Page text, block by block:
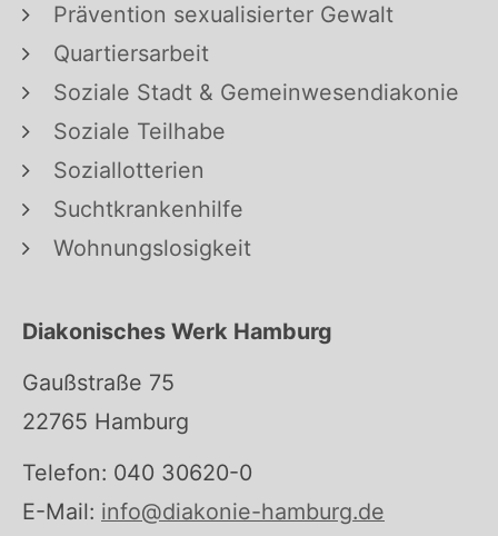
Prävention sexualisierter Gewalt
Quartiersarbeit
Soziale Stadt & Gemeinwesendiakonie
Soziale Teilhabe
Soziallotterien
Suchtkrankenhilfe
Wohnungslosigkeit
Diakonisches Werk Hamburg
Gaußstraße 75
22765 Hamburg
Telefon: 040 30620-0
E-Mail: info@diakonie-hamburg.de